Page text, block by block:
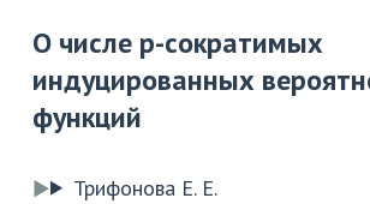
О числе p-сократимых
индуцированных
функций
Трифонова Е. Е.